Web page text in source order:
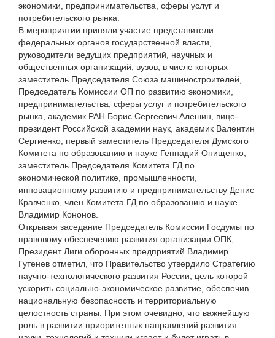
экономики, предпринимательства, сферы услуг и
потребительского рынка.
В мероприятии приняли участие представители
федеральных органов государственной власти,
руководители ведущих предприятий, научных и
общественных организаций, вузов, в числе которых
заместитель Председателя Союза машиностроителей,
Председатель Комиссии ОП по развитию экономики,
предпринимательства, сферы услуг и потребительского
рынка, академик РАН Борис Сергеевич Алешин, вице-
президент Российской академии наук, академик Валентин
Сергиенко, первый заместитель Председателя Думского
Комитета по образованию и науке Геннадий Онищенко,
заместитель Председателя Комитета ГД по
экономической политике, промышленности,
инновационному развитию и предпринимательству Денис
Кравченко, член Комитета ГД по образованию и науке
Владимир Кононов.
Открывая заседание Председатель Комиссии Госдумы по
правовому обеспечению развития организации ОПК,
Президент Лиги оборонных предприятий Владимир
Гутенев отметил, что Правительство утвердило Стратегию
научно-технологического развития России, цель которой –
ускорить социально-экономическое развитие, обеспечив
национальную безопасность и территориальную
целостность страны. При этом очевидно, что важнейшую
роль в развитии приоритетных направлений развития